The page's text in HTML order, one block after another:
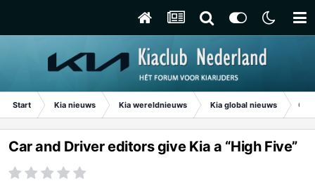
Start Kia nieuws Kia wereldnieuws Kia global nieuws Car
Car and Driver editors give Kia a “High Five”